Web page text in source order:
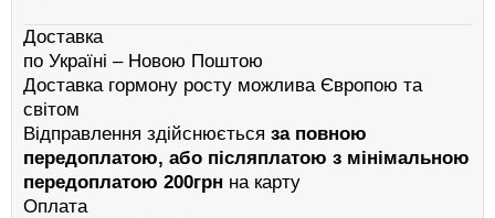
Доставка
по Україні – Новою Поштою
Доставка гормону росту можлива Європою та
світом
Відправлення здійснюється за повною
передоплатою, або післяплатою з мінімальною
передоплатою 200грн на карту
Оплата